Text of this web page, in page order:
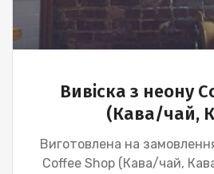
Вивіска з неону
(Кава/чай,
Виготовлена ​​на
Coffee Shop (Кава/чай,